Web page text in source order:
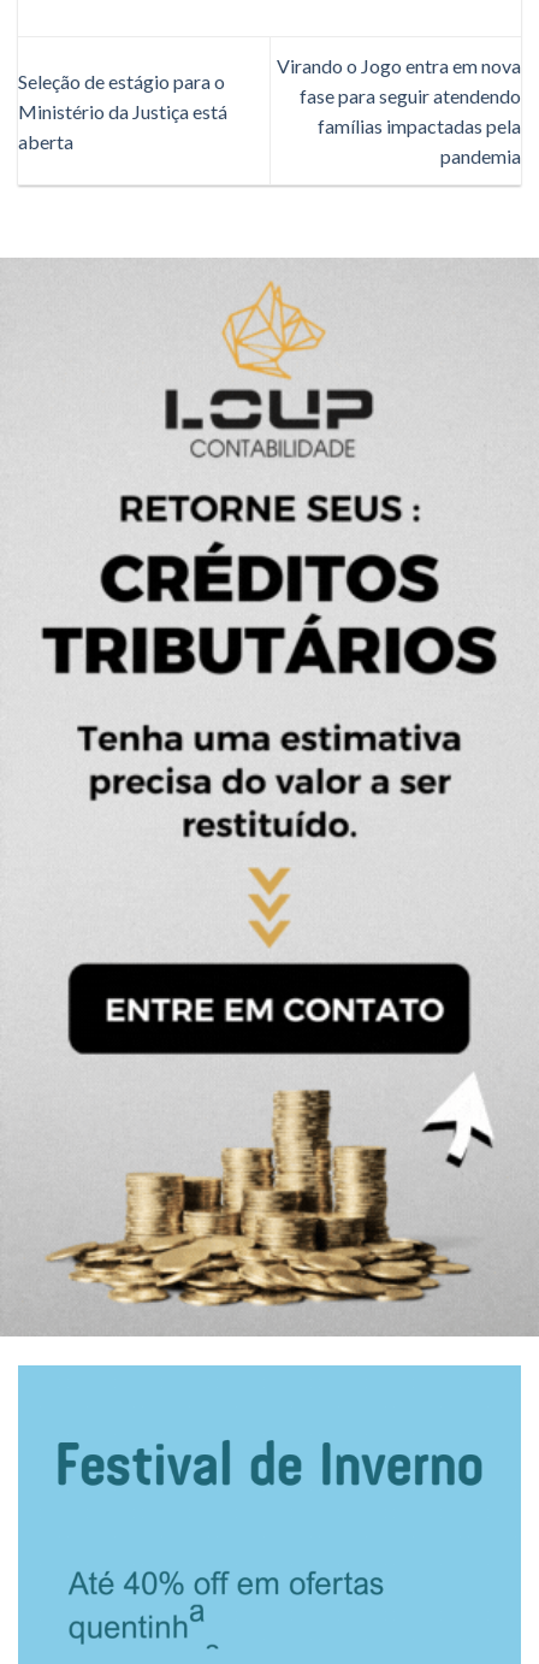
Seleção de estágio para o
Ministério da Justiça está
aberta
Virando o Jogo entra em nova
fase para seguir atendendo
famílias impactadas pela
pandemia